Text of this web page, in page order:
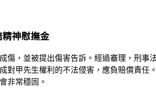
神慰撫金
傷，並被提出傷害告訴。經過審理，刑
對甲先生權利的不法侵害，應負賠償責
非常穩固。